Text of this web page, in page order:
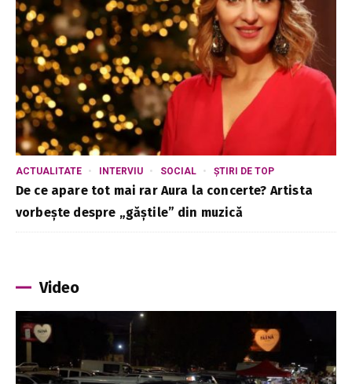
ACTUALITATE INTERVIU SOCIAL ȘTIRI DE TOP
De ce apare tot mai rar Aura la concerte? Artista
vorbește despre „găștile” din muzică
Video